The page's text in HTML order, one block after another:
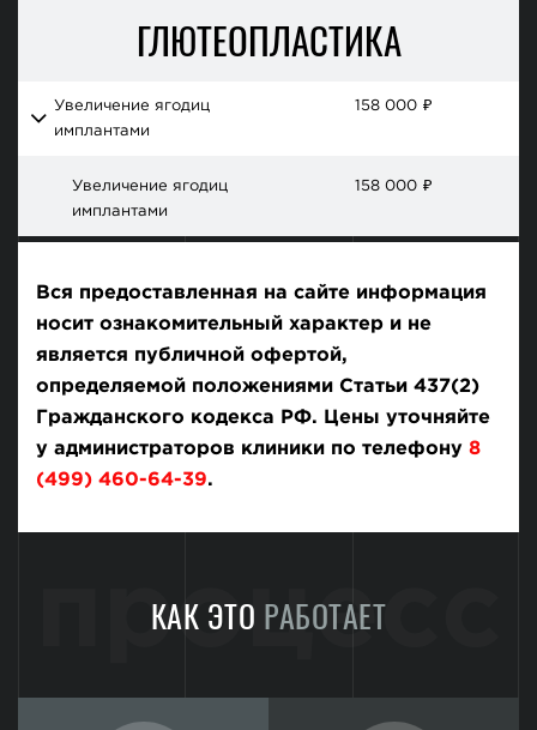
ГЛЮТЕОПЛАСТИКА
Увеличение ягодиц
имплантами
158 000 ₽
Увеличение ягодиц
имплантами
158 000 ₽
Вся предоставленная на сайте информация
носит ознакомительный характер и не
является публичной офертой,
определяемой положениями Статьи 437(2)
Гражданского кодекса РФ. Цены уточняйте
у администраторов клиники по телефону 8
(499) 460-64-39.
КАК ЭТО РАБОТАЕТ
процесс